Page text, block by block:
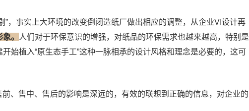
，事实上大环境的改变倒闭造纸厂做出相应的调整，从企业VI设计再
。
人们对于环保意识的增强，对纸品的环保需求也越来越高，特别是
始植入“原生态手工”这种一脉相承的设计风格和理念是必要的，这可
、售中、售后的影响是深远的，有效的联想到正确的信息，对企业的